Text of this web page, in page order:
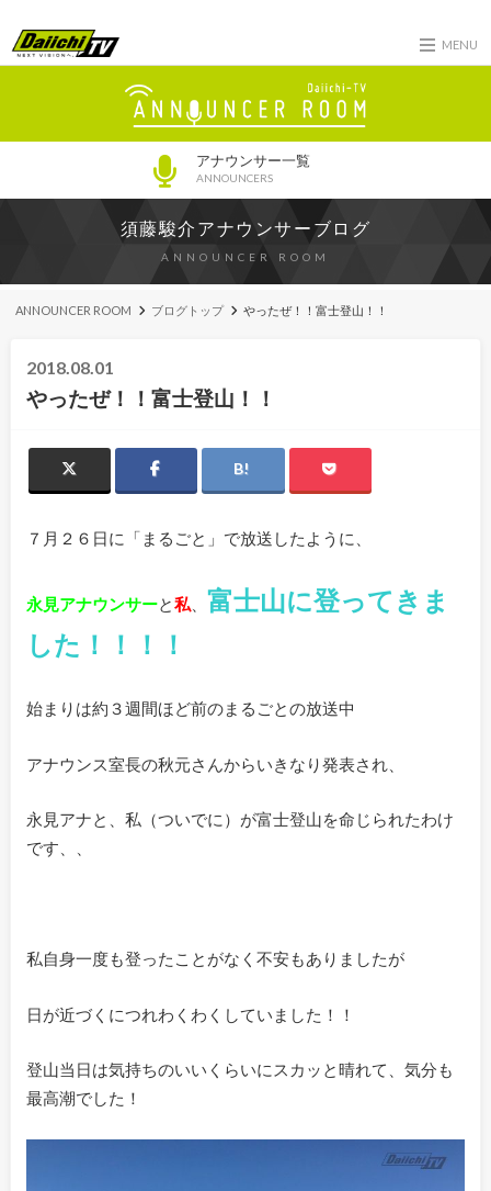
MENU
アナウンサー一覧
ANNOUNCERS
須藤駿介アナウンサーブログ
ANNOUNCER ROOM
ANNOUNCER ROOM ブログトップ やったぜ！！富士登山！！
2018.08.01
やったぜ！！富士登山！！
７月２６日に「まるごと」で放送したように、
永見アナウンサーと私、 富士山に登ってきま
した！！！！
始まりは約３週間ほど前のまるごとの放送中
アナウンス室長の秋元さんからいきなり発表され、
永見アナと、私（ついでに）が富士登山を命じられたわけ
です、、
私自身一度も登ったことがなく不安もありましたが
日が近づくにつれわくわくしていました！！
登山当日は気持ちのいいくらいにスカッと晴れて、気分も
最高潮でした！